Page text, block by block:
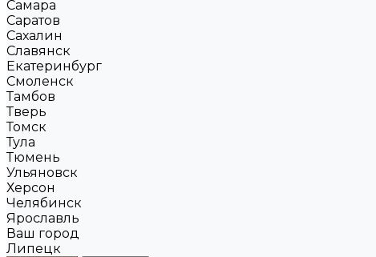
Самара
Саратов
Сахалин
Славянск
Екатеринбург
Смоленск
Тамбов
Тверь
Томск
Тула
Тюмень
Ульяновск
Херсон
Челябинск
Ярославль
Ваш город
Липецк